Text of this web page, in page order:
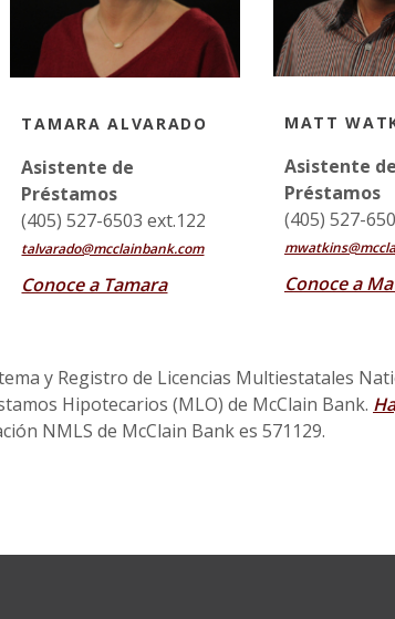
TAMARA ALVARADO
Asistente de
Préstamos
(405) 527-6503 ext.122
talvarado@mcclainbank.com
Conoce a Tamara
MATT
Asistente de
Préstamos
(405) 527-
Conoce a
y Registro de Licencias Multiestatales
Hipotecarios (MLO) de McClain Bank.
Window)
NMLS de McClain Bank es 571129.